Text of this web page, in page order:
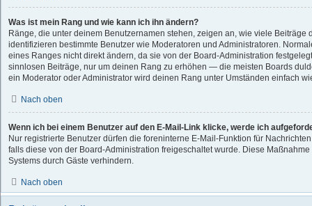
Was ist mein Rang und wie kann ich ihn ändern?
Ränge, die unter deinem Benutzernamen stehen, zeigen an, wie viele Beiträge
identifizieren bestimmte Benutzer wie Moderatoren und Administratoren.
eines Ranges nicht direkt ändern, da sie von der Board-Administration
sinnlosen Beiträge, nur um deinen Rang zu erhöhen — die meisten Boards
ein Moderator oder Administrator wird deinen Rang unter Umständen einfach
Nach oben
Wenn ich bei einem Benutzer auf den E-Mail-Link klicke, werde ich
Nur registrierte Benutzer dürfen die foreninterne E-Mail-Funktion für
falls diese von der Board-Administration freigeschaltet wurde. Diese
Systems durch Gäste verhindern.
Nach oben